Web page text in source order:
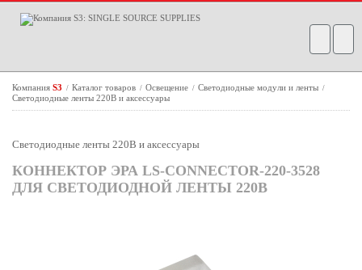
Компания S3 / Каталог товаров / Освещение / Светодиодные модули и ленты /
Светодиодные ленты 220В и аксессуары
Светодиодные ленты 220В и аксессуары
КОННЕКТОР ЭРА LS-CONNECTOR-220-3528
ДЛЯ СВЕТОДИОДНОЙ ЛЕНТЫ 220В